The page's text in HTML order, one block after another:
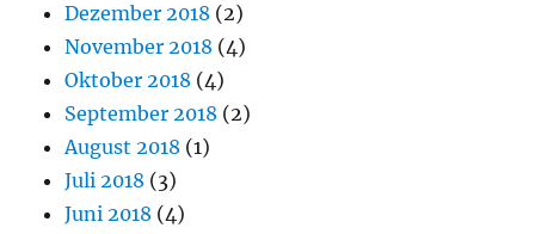
Dezember 2018 (2)
November 2018 (4)
Oktober 2018 (4)
September 2018 (2)
August 2018 (1)
Juli 2018 (3)
Juni 2018 (4)